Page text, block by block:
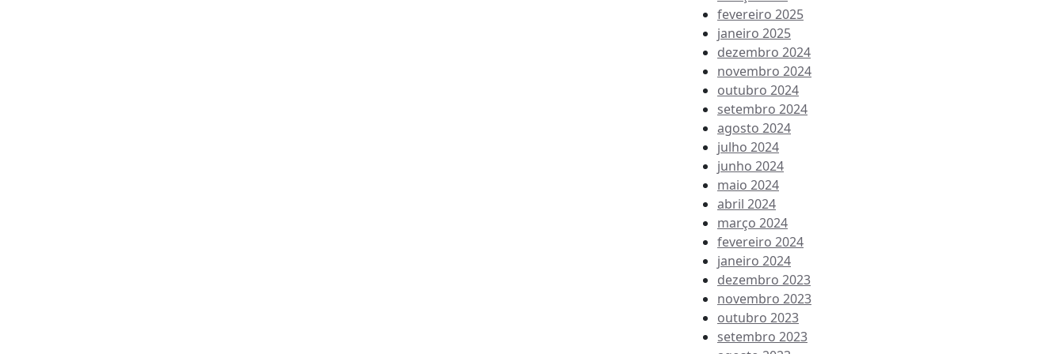
fevereiro 2025
janeiro 2025
dezembro 2024
novembro 2024
outubro 2024
setembro 2024
agosto 2024
julho 2024
junho 2024
maio 2024
abril 2024
março 2024
fevereiro 2024
janeiro 2024
dezembro 2023
novembro 2023
outubro 2023
setembro 2023